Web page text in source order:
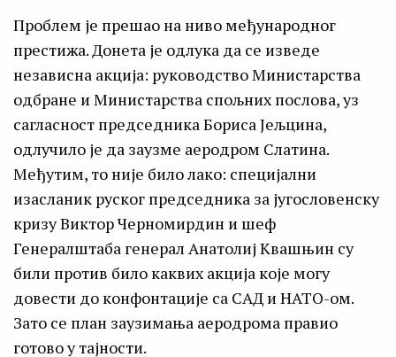
Проблем је прешао на ниво међународног
престижа. Донета је одлука да се изведе
независна акција: руководство Министарства
одбране и Министарства спољних послова, уз
сагласност председника Бориса Јељцина,
одлучило је да заузме аеродром Слатина.
Међутим, то није било лако: специјални
изасланик руског председника за југословенску
кризу Виктор Черномирдин и шеф
Генералштаба генерал Анатолиј Квашњин су
били против било каквих акција које могу
довести до конфонтације са САД и НАТО-ом.
Зато се план заузимања аеродрома правио
готово у тајности.